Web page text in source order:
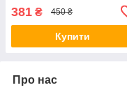
381 ₴ 450 ₴
Купити
Про нас